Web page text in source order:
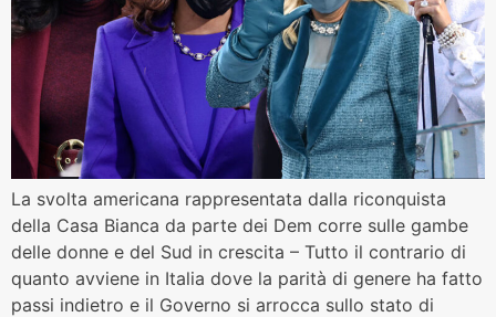
La svolta americana rappresentata dalla riconquista
della Casa Bianca da parte dei Dem corre sulle gambe
delle donne e del Sud in crescita – Tutto il contrario di
quanto avviene in Italia dove la parità di genere ha fatto
passi indietro e il Governo si arrocca sullo stato di